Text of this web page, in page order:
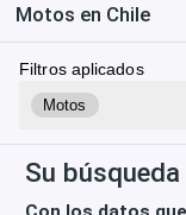
Motos en Chile
Filtros aplicados
Motos
Su